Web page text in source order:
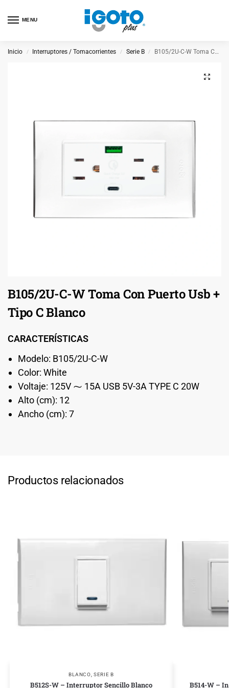
MENU
Inicio / Interruptores / Tomacorrientes / Serie B / B105/2U-C-W Toma Con Puerto Usb + Tipo C Blanco
B105/2U-C-W Toma Con Puerto Usb +
Tipo C Blanco
CARACTERÍSTICAS
Modelo: B105/2U-C-W
Color: White
Voltaje: 125V ⁓ 15A USB 5V-3A TYPE C 20W
Alto (cm): 12
Ancho (cm): 7
Productos relacionados
BLANCO ,SERIE B
B512S-W – Interruptor Sencillo Blanco B514-W –